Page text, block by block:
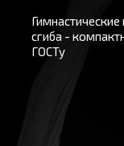
сгиба -
ГОСТу